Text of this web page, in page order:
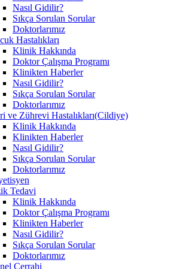
Nasıl Gidilir?
Sıkça Sorulan Sorular
Doktorlarımız
Hastalıkları
Klinik Hakkında
Doktor Çalışma Programı
Klinikten Haberler
Nasıl Gidilir?
Sıkça Sorulan Sorular
Doktorlarımız
ve Zührevi Hastalıkları(Cildiye)
Klinik Hakkında
Klinikten Haberler
Nasıl Gidilir?
Sıkça Sorulan Sorular
Doktorlarımız
Tedavi
Klinik Hakkında
Doktor Çalışma Programı
Klinikten Haberler
Nasıl Gidilir?
Sıkça Sorulan Sorular
Doktorlarımız
Cerrahi